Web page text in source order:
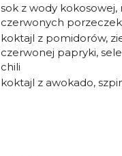
sok z wody kokosowej,
czerwonych porzeczek
koktajl z pomidorów,
czerwonej papryki,
chili
koktajl z awokado,